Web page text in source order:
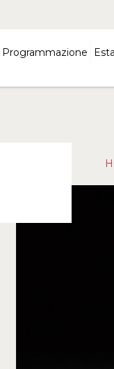
Programmazione